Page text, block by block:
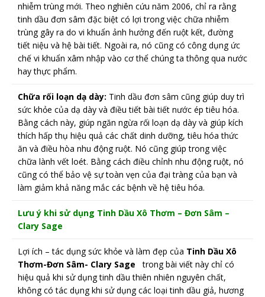
nhiễm trùng mới. Theo nghiên cứu năm 2006, chỉ ra rằng
tinh dầu đơn sâm đặc biệt có lợi trong việc chữa nhiễm
trùng gây ra do vi khuẩn ảnh hưởng đến ruột kết, đường
tiết niệu và hệ bài tiết. Ngoài ra, nó cũng có công dụng ức
chế vi khuẩn xâm nhập vào cơ thể chúng ta thông qua nước
hay thực phẩm.
Chữa rối loạn dạ dày: Tinh dầu đơn sâm cũng giúp duy trì
sức khỏe của dạ dày và điều tiết bài tiết nước ép tiêu hóa.
Bằng cách này, giúp ngăn ngừa rối loạn dạ dày và giúp kích
thích hấp thụ hiệu quả các chất dinh dưỡng, tiêu hóa thức
ăn và điều hòa nhu động ruột. Nó cũng giúp trong việc
chữa lành vết loét. Bằng cách điều chỉnh nhu động ruột, nó
cũng có thể bảo vệ sự toàn vẹn của đại tràng của bạn và
làm giảm khả năng mắc các bệnh về hệ tiêu hóa.
Lưu ý khi sử dụng Tinh Dầu Xô Thơm – Đơn Sâm –
Clary Sage
Lợi ích – tác dụng sức khỏe và làm đẹp của Tinh Dầu Xô
Thơm-Đơn Sâm- Clary Sage
trong bài viết này chỉ có
hiệu quả khi sử dụng tinh dầu thiên nhiên nguyên chất,
không có tác dụng khi sử dụng các loại tinh dầu giả, hương